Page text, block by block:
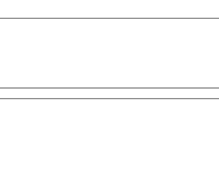
s'affichent, utilisez les